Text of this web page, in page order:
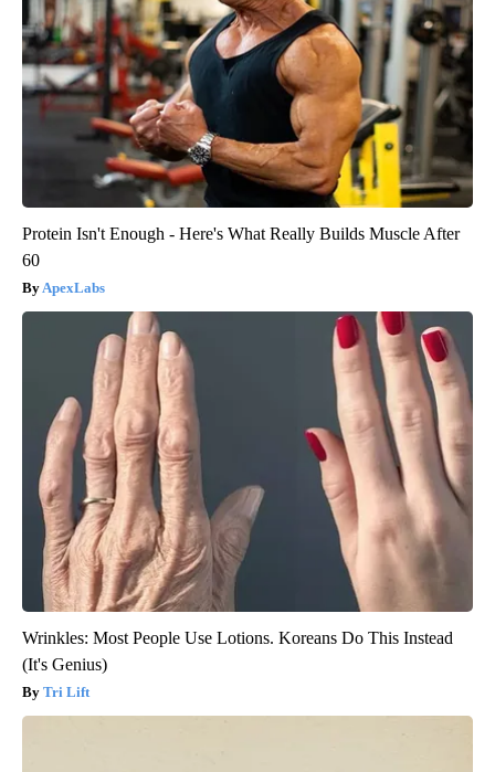
Protein Isn't Enough - Here's What Really Builds Muscle After
60
ApexLabs
Wrinkles: Most People Use Lotions. Koreans Do This Instead
(It's Genius)
Tri Lift